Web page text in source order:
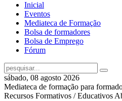
Inicial
Eventos
Mediateca de Formação
Bolsa de formadores
Bolsa de Emprego
Fórum
sábado, 08 agosto 2026
Mediateca de formação para
Recursos Formativos / Educativos